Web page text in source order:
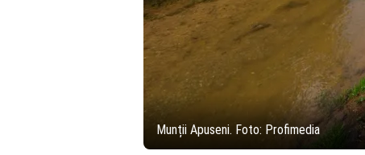
Munții Apuseni. Foto: Profimedia